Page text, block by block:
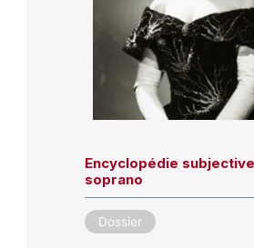
Encyclopédie
soprano
Dossier